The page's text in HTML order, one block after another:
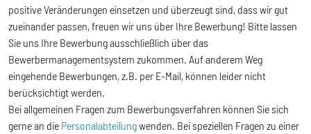
positive Veränderungen einsetzen und überzeugt sind, dass wir gut
zueinander passen, freuen wir uns über Ihre Bewerbung! Bitte lassen
Sie uns Ihre Bewerbung ausschließlich über das
Bewerbermanagementsystem zukommen. Auf anderem Weg
eingehende Bewerbungen, z.B. per E-Mail, können leider nicht
berücksichtigt werden.
Bei allgemeinen Fragen zum Bewerbungsverfahren können Sie sich
gerne an die Personalabteilungwenden. Bei speziellen Fragen zu einer